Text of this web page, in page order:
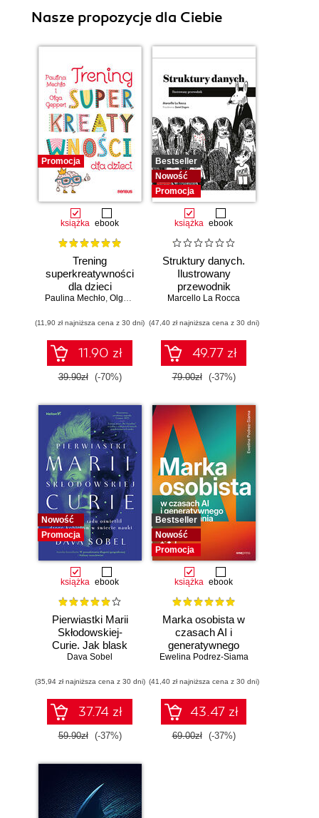
Nasze propozycje dla Ciebie
Promocja
książka ebook
Trening
superkreatywności
dla dzieci
Paulina Mechło, Olga Geppert
(11,90 zł najniższa cena z 30 dni)
11.90 zł
39.90zł (-70%)
Bestseller
Nowość
Promocja
książka ebook
Struktury danych.
Ilustrowany
przewodnik
Marcello La Rocca
(47,40 zł najniższa cena z 30 dni)
49.77 zł
79.00zł (-37%)
Nowość
Promocja
książka ebook
Pierwiastki Marii
Skłodowskiej-
Curie. Jak blask
radu oświetlił drogę
świecie nauki
Dava Sobel
(35,94 zł najniższa cena z 30 dni)
37.74 zł
59.90zł (-37%)
Bestseller
Nowość
Promocja
książka ebook
Marka osobista w
czasach AI i
generatywnego
wyszukiwania
Ewelina Podrez-Siama
(41,40 zł najniższa cena z 30 dni)
43.47 zł
69.00zł (-37%)